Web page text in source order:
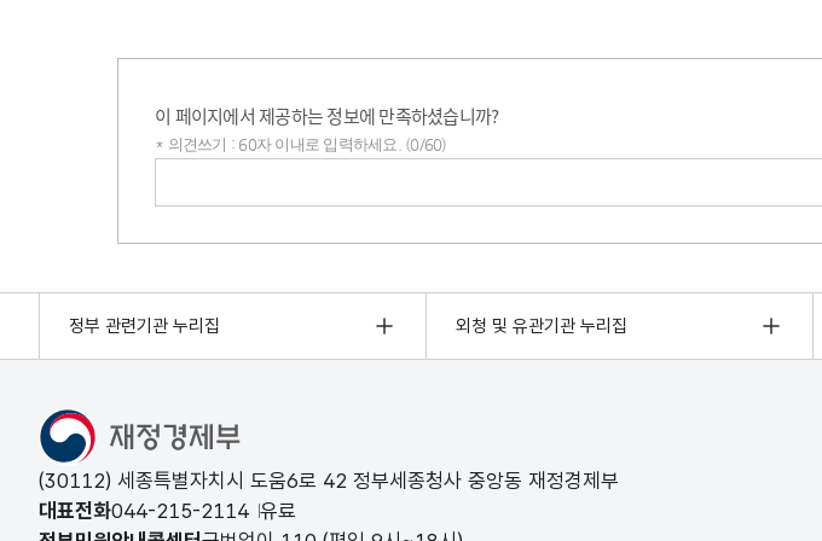
이 페이지에서 제공하는 정보에 만족하셨습니까?
* 의견쓰기 : 60자 이내로 입력하세요. (0/60)
정부 관련기관 누리집 외청 및 유관기관 누리집
(30112) 세종특별자치시 도움6로 42 정부세종청사 중앙동 재정경제부
대표전화044-215-2114 유료